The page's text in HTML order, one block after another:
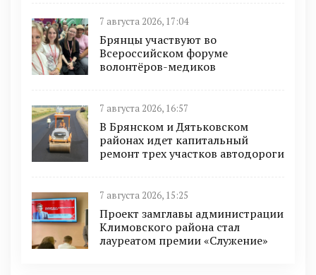
7 августа 2026, 17:04
Брянцы участвуют во
Всероссийском форуме
волонтёров-медиков
7 августа 2026, 16:57
В Брянском и Дятьковском
районах идет капитальный
ремонт трех участков автодороги
7 августа 2026, 15:25
Проект замглавы администрации
Климовского района стал
лауреатом премии «Служение»